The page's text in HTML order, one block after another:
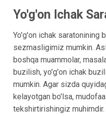
Yo'g'on Ichak
Yo'g'on ichak saratonining
sezmasligimiz mumkin.
boshqa muammolar,
buzilish, yo'g'on ichak
mumkin. Agar sizda
kelayotgan bo'lsa,
tekshirtirishingiz